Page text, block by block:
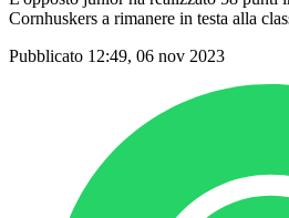
Cornhuskers a rimanere in testa alla
Pubblicato 12:49, 06 nov 2023